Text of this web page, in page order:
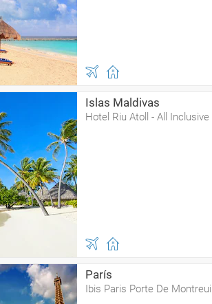
Islas Maldivas
Hotel Riu Atoll - All Inclusive
París
Ibis Paris Porte De Montreuil